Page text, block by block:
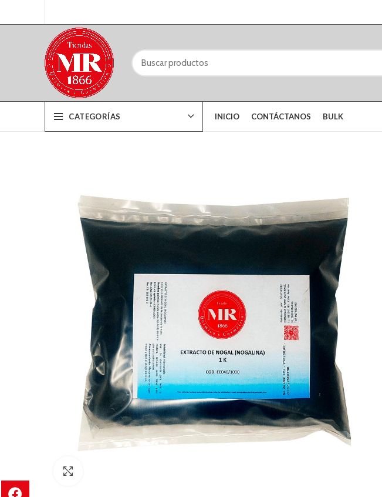
CATEGORÍAS INICIO CONTÁCTANOS BULK